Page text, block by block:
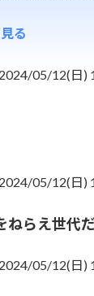
2024/05/12(日)
2024/05/12(日)
ねらえ世代
2024/05/12(日)
る